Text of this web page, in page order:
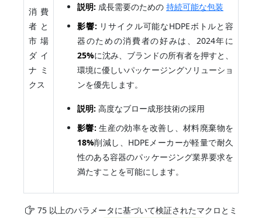
消費
者と
市場
ダイ
ナミ
クス
説明: 成長需要のための 持続可能な包装
影響: リサイクル可能なHDPEボトルと容
器のための消費者の好みは、2024年に
25%に沈み、ブランドの所有者を押すと、
環境に優しいパッケージングソリューショ
ンを優先します。
説明: 高度なブロー成形技術の採用
影響:生産の効率を改善し、材料廃棄物を
18%削減し、HDPEメーカーが軽量で耐久
性のある容器のパッケージング業界要求を
満たすことを可能にします。
75 以上のパラメータに基づいて検証されたマクロとミ